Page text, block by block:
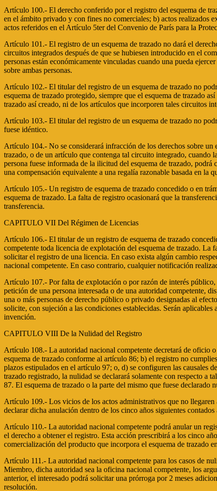
Artículo 100.- El derecho conferido por el registro del esquema de
en el ámbito privado y con fines no comerciales; b) actos realizados
actos referidos en el Artículo 5ter del Convenio de París para la
Artículo 101.- El registro de un esquema de trazado no dará el
circuitos integrados después de que se hubiesen introducido en el
personas están económicamente vinculadas cuando una pueda
sobre ambas personas.
Artículo 102.- El titular del registro de un esquema de trazado no
esquema de trazado protegido, siempre que el esquema de trazado
trazado así creado, ni de los artículos que incorporen tales circuitos
Artículo 103.- El titular del registro de un esquema de trazado no
fuese idéntico.
Artículo 104.- No se considerará infracción de los derechos sobre
trazado, o de un artículo que contenga tal circuito integrado, cuando
persona fuese informada de la ilicitud del esquema de trazado,
una compensación equivalente a una regalía razonable basada en la
Artículo 105.- Un registro de esquema de trazado concedido o en
esquema de trazado. La falta de registro ocasionará que la
transferencia.
CAPITULO VII Del Régimen de Licencias
Artículo 106.- El titular de un registro de esquema de trazado
competente toda licencia de explotación del esquema de trazado. La
solicitar el registro de una licencia. En caso exista algún cambio
nacional competente. En caso contrario, cualquier notificación
Artículo 107.- Por falta de explotación o por razón de interés
petición de una persona interesada o de una autoridad competente,
una o más personas de derecho público o privado designadas al
solicite, con sujeción a las condiciones establecidas. Serán
invención.
CAPITULO VIII De la Nulidad del Registro
Artículo 108.- La autoridad nacional competente decretará de oficio
esquema de trazado conforme al artículo 86; b) el registro no
plazos estipulados en el artículo 97; o, d) se configuren las causales
trazado registrado, la nulidad se declarará solamente con respecto a
87. El esquema de trazado o la parte del mismo que fuese
Artículo 109.- Los vicios de los actos administrativos que no
declarar dicha anulación dentro de los cinco años siguientes
Artículo 110.- La autoridad nacional competente podrá anular un
el derecho a obtener el registro. Esta acción prescribirá a los cinco
comercialización del producto que incorpora el esquema de trazado
Artículo 111.- La autoridad nacional competente para los casos de
Miembro, dicha autoridad sea la oficina nacional competente, los
anterior, el interesado podrá solicitar una prórroga por 2 meses
resolución.